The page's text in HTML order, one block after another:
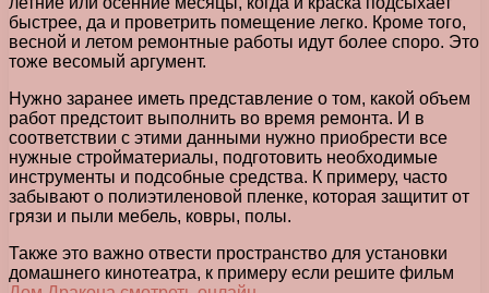
быстрее, да и проветрить помещение легко. Кроме того,
весной и летом ремонтные работы идут более споро. Это
тоже весомый аргумент.
Нужно заранее иметь представление о том, какой объем
работ предстоит выполнить во время ремонта. И в
соответствии с этими данными нужно приобрести все
нужные стройматериалы, подготовить необходимые
инструменты и подсобные средства. К примеру, часто
забывают о полиэтиленовой пленке, которая защитит от
грязи и пыли мебель, ковры, полы.
Также это важно отвести пространство для установки
домашнего кинотеатра, к примеру если решите фильм